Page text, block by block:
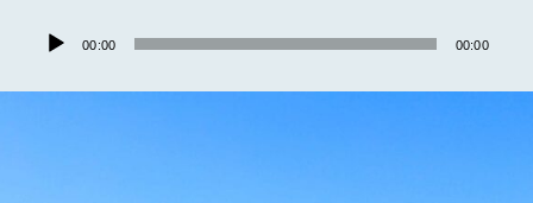
Audio
00:00 00:00